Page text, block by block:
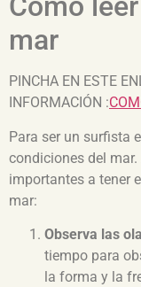
mar
PINCHA EN ESTE
INFORMACIÓN :
Para ser un surfista
condiciones del
importantes a tener
mar:
Observa las
tiempo para
la forma y la